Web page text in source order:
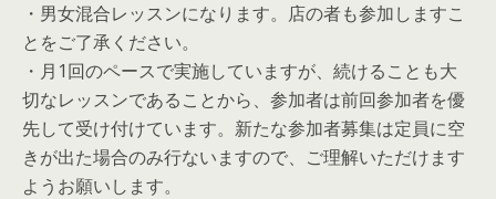
・男女混合レッスンになります。店の者も参加しますこ
とをご了承ください。
・月1回のペースで実施していますが、続けることも大
切なレッスンであることから、参加者は前回参加者を優
先して受け付けています。新たな参加者募集は定員に空
きが出た場合のみ行ないますので、ご理解いただけます
ようお願いします。